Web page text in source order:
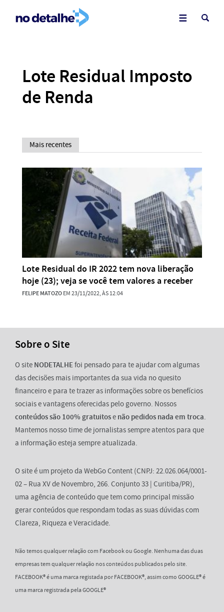
Lote Residual Imposto
de Renda
Mais recentes
Lote Residual do IR 2022 tem nova liberação
hoje (23); veja se você tem valores a receber
FELIPE MATOZOEM 23/11/2022, ÀS 12:04
Sobre o Site
O site NODETALHEfoi pensado para te ajudar com algumas
das decisões mais importantes da sua vida no quesito
financeiro e para te trazer as informações sobre os benefícios
sociais e vantagens oferecidas pelo governo. Nossos
conteúdos são 100% gratuitose não pedidos nada em troca.
Mantemos nosso time de jornalistas sempre atentos para que
a informação esteja sempre atualizada.
O site é um projeto da WebGo Content (CNPJ: 22.026.064/0001-
02 – Rua XV de Novembro, 266. Conjunto 33 | Curitiba/PR),
uma agência de conteúdo que tem como principal missão
gerar conteúdos que respondam todas as suas dúvidas com
Clareza, Riqueza e Veracidade.
Não temos qualquer relação com Facebook ou Google. Nenhuma das duas
empresas tem qualquer relação nos conteúdos publicados pelo site.
FACEBOOK® é uma marca registada por FACEBOOK®, assim como GOOGLE® é
uma marca registrada pela GOOGLE®